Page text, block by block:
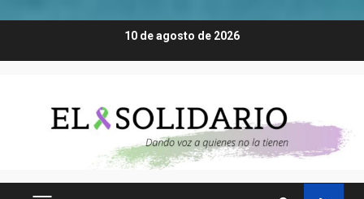
10 de agosto de 2026